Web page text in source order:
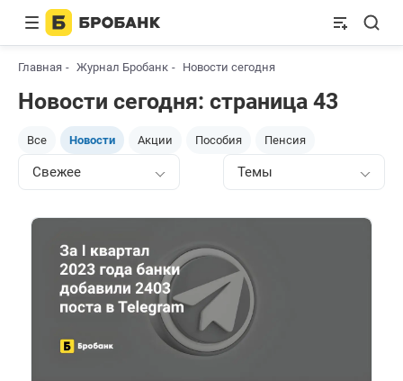
Главная Журнал Бробанк Новости сегодня
Новости сегодня: страница 43
Все Новости Акции Пособия Пенсия
Свежее Темы